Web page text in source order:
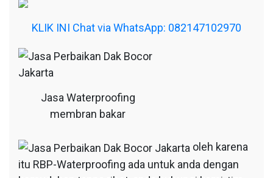
KLIK INI Chat via WhatsApp: 082147102970
Jasa Waterproofing
membran bakar
oleh karena
itu RBP-Waterproofing ada untuk anda dengan